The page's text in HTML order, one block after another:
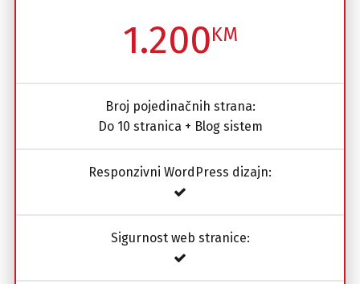
1.200KM
Broj pojedinačnih strana:
Do 10 stranica + Blog sistem
Responzivni WordPress dizajn:
Sigurnost web stranice: